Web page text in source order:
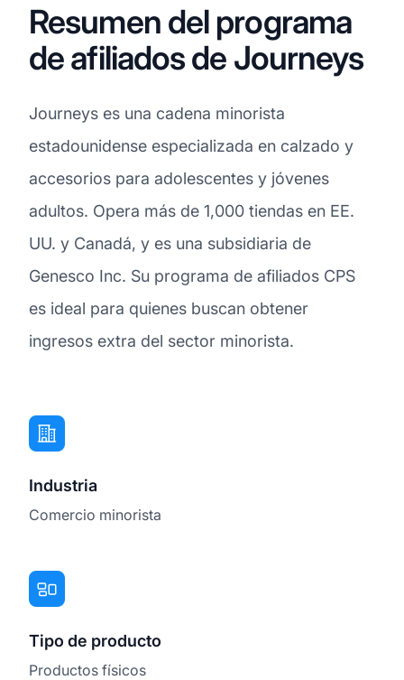
Resumen del programa
de afiliados de Journeys
Journeys es una cadena minorista
estadounidense especializada en calzado y
accesorios para adolescentes y jóvenes
adultos. Opera más de 1,000 tiendas en EE.
UU. y Canadá, y es una subsidiaria de
Genesco Inc. Su programa de afiliados CPS
es ideal para quienes buscan obtener
ingresos extra del sector minorista.
Industria
Comercio minorista
Tipo de producto
Productos físicos